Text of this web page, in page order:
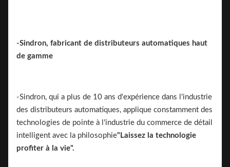
-Sindron, fabricant de distributeurs automatiques haut
de gamme
-Sindron, qui a plus de 10 ans d'expérience dans l'industrie
des distributeurs automatiques, applique constamment des
technologies de pointe à l'industrie du commerce de détail
intelligent avec la philosophie"Laissez la technologie
profiter à la vie".